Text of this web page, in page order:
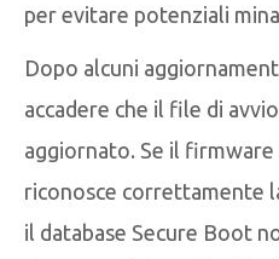
per evitare potenziali
Dopo alcuni
accadere che il file di
aggiornato. Se il
riconosce correttamente
il database Secure Boot